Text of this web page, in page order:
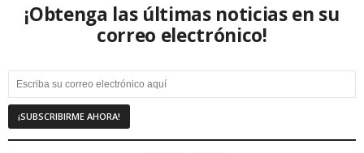
¡Obtenga las últimas noticias en su
correo electrónico!